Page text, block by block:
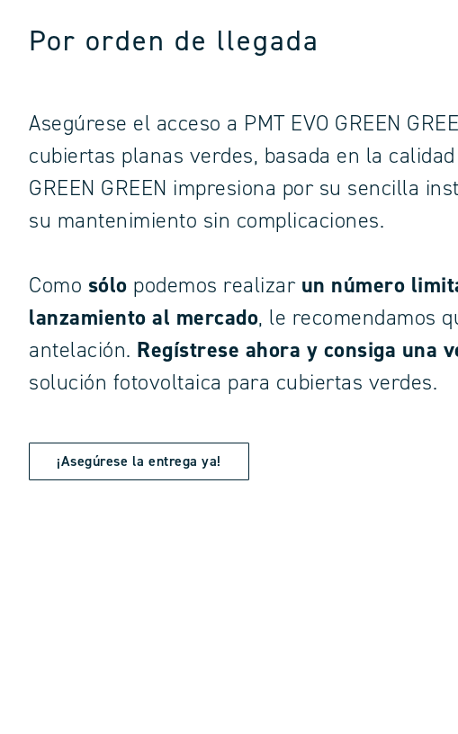
Por orden de llegada
Asegúrese el acceso a PMT EVO GREEN
cubiertas planas verdes, basada en la calidad
GREEN GREEN impresiona por su sencilla
su mantenimiento sin complicaciones.
Como sólo podemos realizar un número
lanzamiento al mercado, le recomendamos
antelación. Regístrese ahora y consiga una
solución fotovoltaica para cubiertas verdes.
¡Asegúrese la entrega ya!